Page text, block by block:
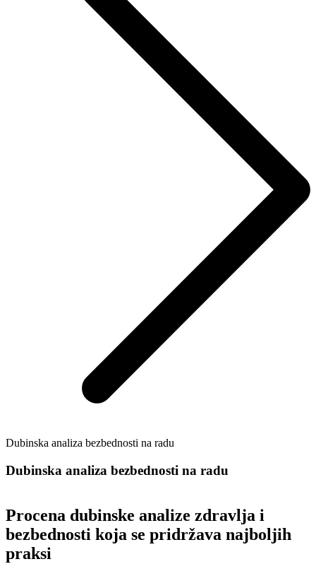
Dubinska analiza bezbednosti na radu
Dubinska analiza bezbednosti na radu
Procena dubinske analize zdravlja i
bezbednosti koja se pridržava najboljih
praksi